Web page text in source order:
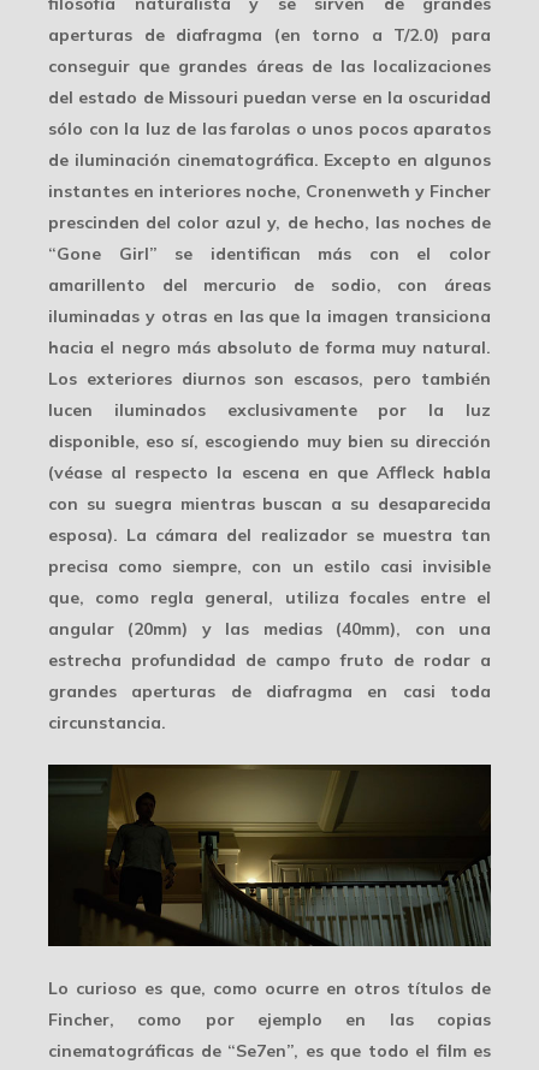
aperturas de diafragma (en torno a T/2.0) para
conseguir que grandes áreas de las localizaciones
del estado de Missouri puedan verse en la oscuridad
sólo con la luz de las farolas o unos pocos aparatos
de iluminación cinematográfica. Excepto en algunos
instantes en interiores noche, Cronenweth y Fincher
prescinden del color azul y, de hecho, las noches de
“Gone Girl” se identifican más con el color
amarillento del mercurio de sodio, con áreas
iluminadas y otras en las que la imagen transiciona
hacia el negro más absoluto de forma muy natural.
Los exteriores diurnos son escasos, pero también
lucen iluminados exclusivamente por la luz
disponible, eso sí, escogiendo muy bien su dirección
(véase al respecto la escena en que Affleck habla
con su suegra mientras buscan a su desaparecida
esposa). La cámara del realizador se muestra tan
precisa como siempre, con un estilo casi invisible
que, como regla general, utiliza focales entre el
angular (20mm) y las medias (40mm), con una
estrecha profundidad de campo fruto de rodar a
grandes aperturas de diafragma en casi toda
circunstancia.
Lo curioso es que, como ocurre en otros títulos de
Fincher, como por ejemplo en las copias
cinematográficas de “Se7en”, es que todo el film es